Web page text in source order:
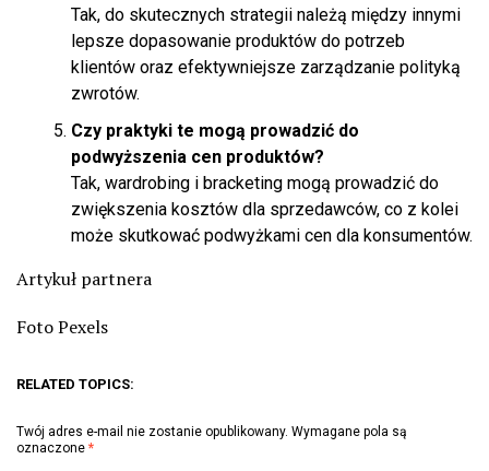
Tak, do skutecznych strategii należą między innymi
lepsze dopasowanie produktów do potrzeb
klientów oraz efektywniejsze zarządzanie polityką
zwrotów.
Czy praktyki te mogą prowadzić do
podwyższenia cen produktów?
Tak, wardrobing i bracketing mogą prowadzić do
zwiększenia kosztów dla sprzedawców, co z kolei
może skutkować podwyżkami cen dla konsumentów.
Artykuł partnera
Foto Pexels
RELATED TOPICS:
Twój adres e-mail nie zostanie opublikowany. Wymagane pola są
oznaczone *